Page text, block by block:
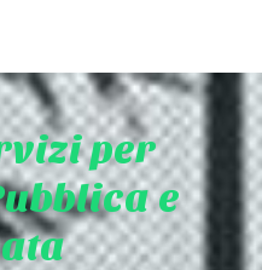
per
e